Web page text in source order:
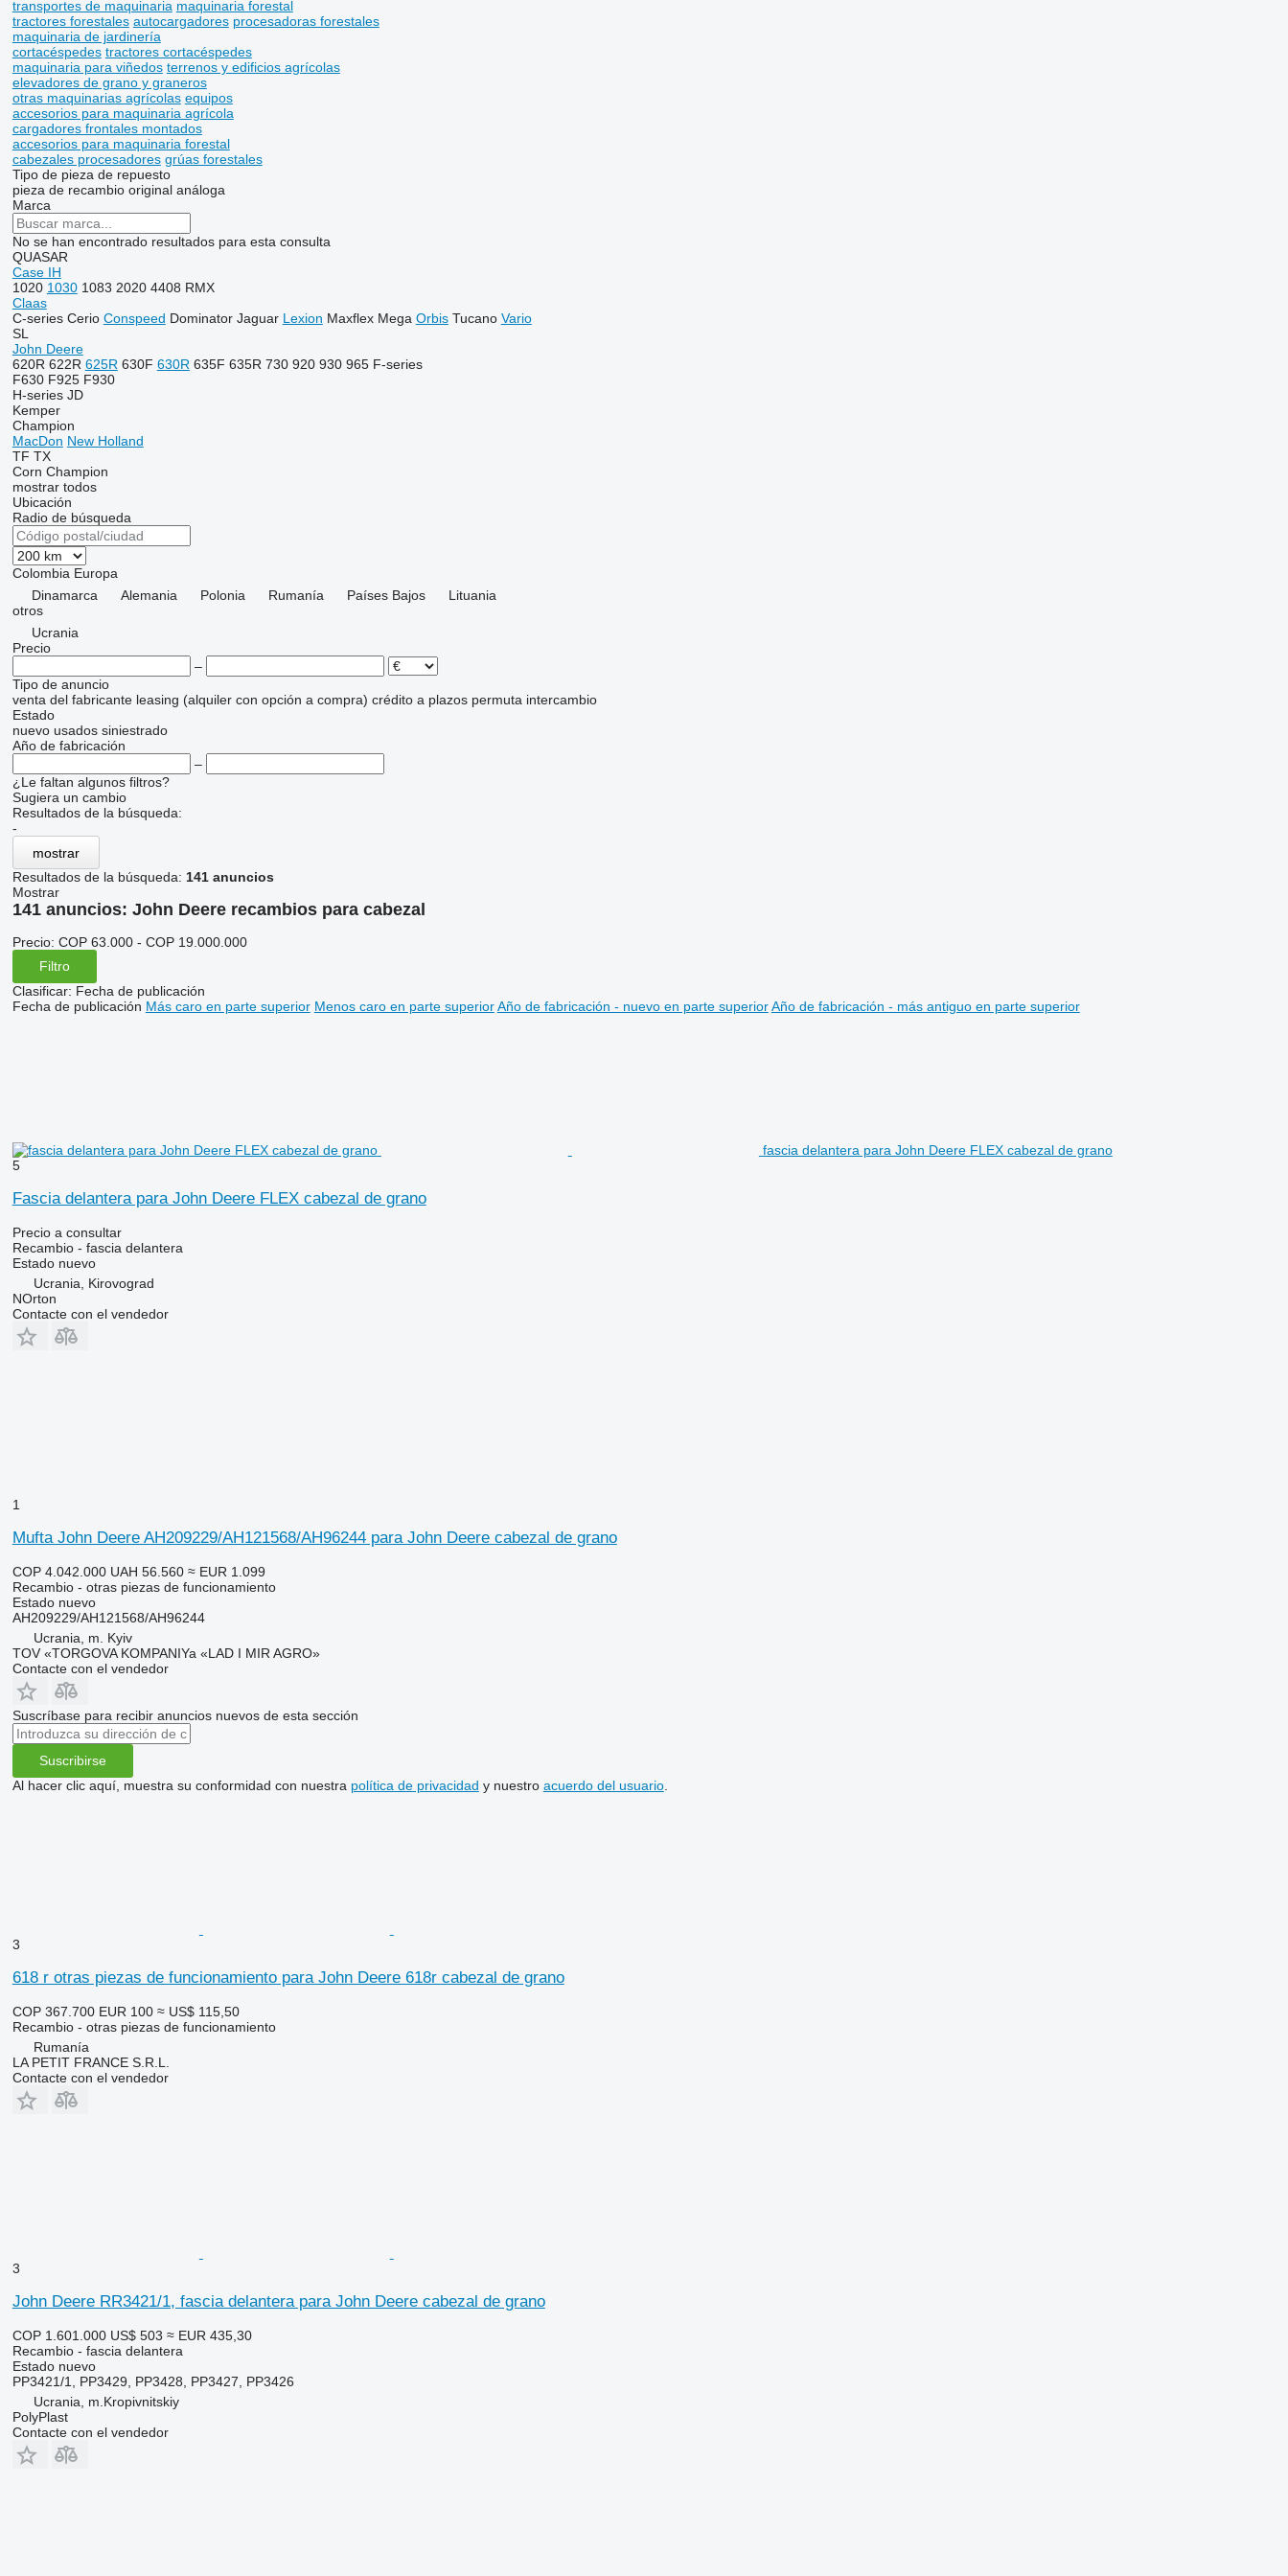
transportes de maquinaria maquinaria forestal
tractores forestales autocargadores procesadoras forestales
maquinaria de jardinería
cortacéspedes tractores cortacéspedes
maquinaria para viñedos terrenos y edificios agrícolas
elevadores de grano y graneros
otras maquinarias agrícolas equipos
accesorios para maquinaria agrícola
cargadores frontales montados
accesorios para maquinaria forestal
cabezales procesadores grúas forestales
Tipo de pieza de repuesto
pieza de recambio original análoga
Marca
No se han encontrado resultados para esta consulta
QUASAR
Case IH
1020 1030 1083 2020 4408 RMX
Claas
C-series Cerio Conspeed Dominator Jaguar Lexion Maxflex Mega Orbis Tucano Vario
SL
John Deere
620R 622R 625R 630F 630R 635F 635R 730 920 930 965 F-series
F630 F925 F930
H-series JD
Kemper
Champion
MacDon New Holland
TF TX
Corn Champion
mostrar todos
Ubicación
Radio de búsqueda
Colombia Europa
Dinamarca
Alemania Polonia Rumanía Países Bajos
Lituania
otros
Ucrania
Precio
–
Tipo de anuncio
venta del fabricante leasing (alquiler con opción a compra) crédito a plazos permuta intercambio
Estado
nuevo usados siniestrado
Año de fabricación
–
¿Le faltan algunos filtros?
Sugiera un cambio
Resultados de la búsqueda:
-
mostrar
Resultados de la búsqueda: 141 anuncios
Mostrar
141 anuncios: John Deere recambios para cabezal
Precio: COP 63.000 - COP 19.000.000
Filtro
Clasificar: Fecha de publicación
Fecha de publicación Más caro en parte superior Menos caro en parte superior Año de fabricación - nuevo en parte superior Año de fabricación - más antiguo en parte superior
fascia delantera para John Deere FLEX cabezal de grano
5
Fascia delantera para John Deere FLEX cabezal de grano
Precio a consultar
Recambio - fascia delantera
Estadonuevo
Ucrania, Kirovograd
NOrton
Contacte con el vendedor
1
Mufta John Deere AH209229/AH121568/AH96244 para John Deere cabezal de grano
COP 4.042.000 UAH 56.560 ≈ EUR 1.099
Recambio - otras piezas de funcionamiento
Estadonuevo
AH209229/AH121568/AH96244
Ucrania, m. Kyiv
TOV «TORGOVA KOMPANIYa «LAD I MIR AGRO»
Contacte con el vendedor
Suscríbase para recibir anuncios nuevos de esta sección
Suscribirse
Al hacer clic aquí, muestra su conformidad con nuestra política de privacidad y nuestro acuerdo del usuario.
3
618 r otras piezas de funcionamiento para John Deere 618r cabezal de grano
COP 367.700 EUR 100 ≈ US$ 115,50
Recambio - otras piezas de funcionamiento
Rumanía
LA PETIT FRANCE S.R.L.
Contacte con el vendedor
3
John Deere RR3421/1, fascia delantera para John Deere cabezal de grano
COP 1.601.000 US$ 503 ≈ EUR 435,30
Recambio - fascia delantera
Estadonuevo
РР3421/1, РР3429, РР3428, РР3427, РР3426
Ucrania, m.Kropivnitskiy
PolyPlast
Contacte con el vendedor